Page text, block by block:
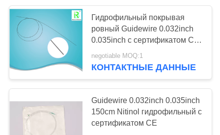
Уретральный
набор
расширителя
26
Гидрофильный покрывая
ровный Guidewire 0.032inch
0.035inch с сертификатом Ce
и Iso
negotiable MOQ:1
КОНТАКТНЫЕ ДАННЫЕ
Guidewire 0.032inch 0.035inch
150cm Nitinol гидрофильный с
сертификатом CE